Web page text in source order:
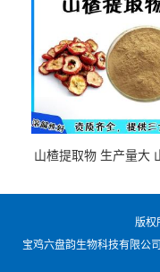
山楂提取物 生产量大
版权
宝鸡六盘韵生物科技有限公司